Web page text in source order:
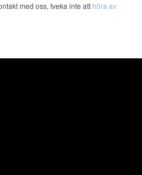
med oss, tveka inte att höra av